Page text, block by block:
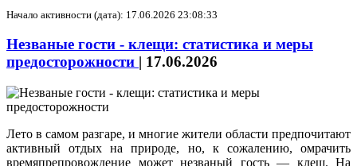
Начало активности (дата): 17.06.2026 23:08:33
Незваные гости - клещи: статистика и меры
предосторожности | 17.06.2026
Лето в самом разгаре, и многие жители области предпочитают
активный отдых на природе, но, к сожалению, омрачить
времяпрепровождение может незваный гость — клещ. На